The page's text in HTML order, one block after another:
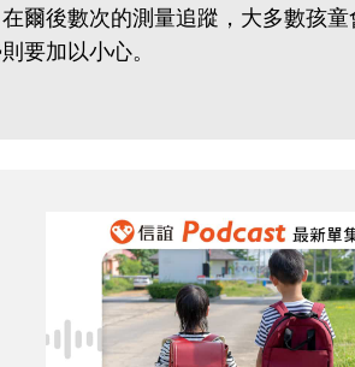
爾後數次的測量追蹤，大多數孩
要加以小心。